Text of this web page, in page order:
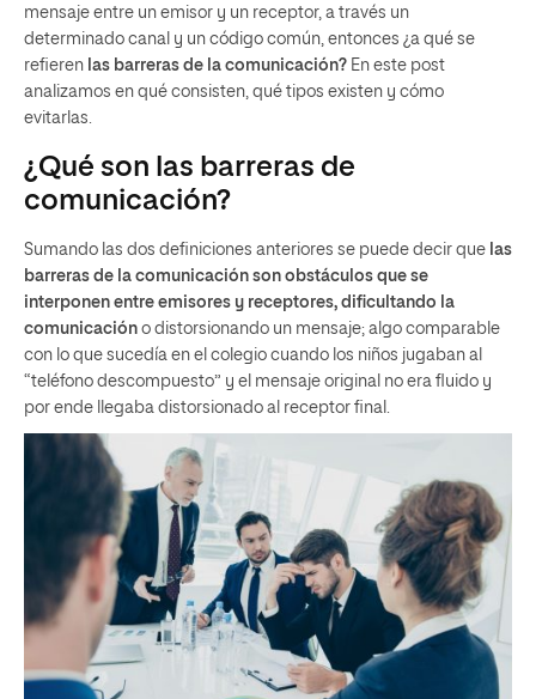
mensaje entre un emisor y un receptor, a través un
determinado canal y un código común, entonces ¿a qué se
refieren las barreras de la comunicación? En este post
analizamos en qué consisten, qué tipos existen y cómo
evitarlas.
¿Qué son las barreras de
comunicación?
Sumando las dos definiciones anteriores se puede decir que las
barreras de la comunicación son obstáculos que se
interponen entre emisores y receptores, dificultando la
comunicación o distorsionando un mensaje; algo comparable
con lo que sucedía en el colegio cuando los niños jugaban al
“teléfono descompuesto” y el mensaje original no era fluido y
por ende llegaba distorsionado al receptor final.